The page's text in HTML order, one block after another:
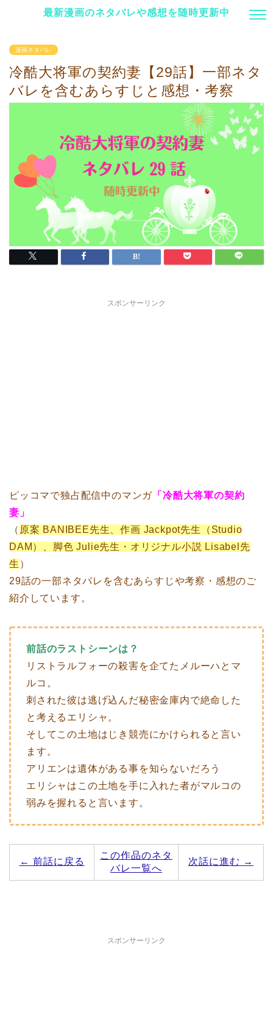
最新漫画のネタバレや感想を随時更新中
漫画ネタバレ
冷酷大将軍の契約妻【29話】一部ネタ
バレを含むあらすじと感想・考察
スポンサーリンク
ピッコマで独占配信中のマンガ 「冷酷大将軍の契約
妻」
（ 原案 BANIBEE先生、作画 Jackpot先生（Studio
DAM）、脚色 Julie先生・オリジナル小説 Lisabel先
生 ）
29話の一部ネタバレを含むあらすじや考察・感想のご
紹介しています。
前話のラストシーンは？
リストラルフォーの殺害を企てたメルーハとマ
ルコ。
刺された彼は逃げ込んだ秘密金庫内で絶命した
と考えるエリシャ。
そしてこの土地はじき競売にかけられると言い
ます。
アリエンは遺体がある事を知らないだろう
エリシャはこの土地を手に入れた者がマルコの
弱みを握れると言います。
← 前話に戻る
この作品のネタ
バレ一覧へ
次話に進む →
スポンサーリンク